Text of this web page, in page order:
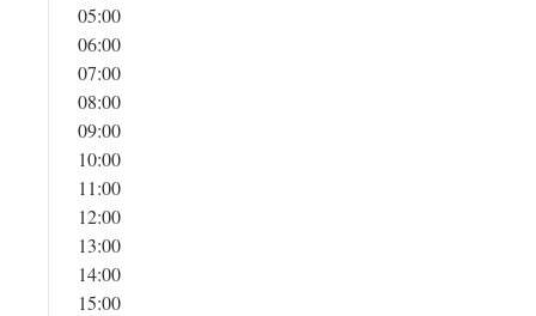
05:00
06:00
07:00
08:00
09:00
10:00
11:00
12:00
13:00
14:00
15:00